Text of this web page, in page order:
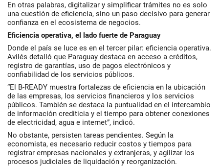
En otras palabras, digitalizar y simplificar trámites no es solo
una cuestión de eficiencia, sino un paso decisivo para generar
confianza en el ecosistema de negocios.
Eficiencia operativa, el lado fuerte de Paraguay
Donde el país se luce es en el tercer pilar: eficiencia operativa.
Avilés detalló que Paraguay destaca en acceso a créditos,
registro de garantías, uso de pagos electrónicos y
confiabilidad de los servicios públicos.
“El B-READY muestra fortalezas de eficiencia en la ubicación
de las empresas, los servicios financieros y los servicios
públicos. También se destaca la puntualidad en el intercambio
de información crediticia y el tiempo para obtener conexiones
de electricidad, agua e internet”, indicó.
No obstante, persisten tareas pendientes. Según la
economista, es necesario reducir costos y tiempos para
registrar empresas nacionales y extranjeras, y agilizar los
procesos judiciales de liquidación y reorganización.